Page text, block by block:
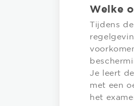
Welke
Tijdens
Je leert
met een
het